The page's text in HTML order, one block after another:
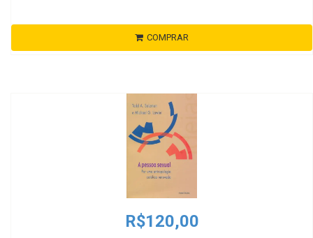
COMPRAR
R$120,00